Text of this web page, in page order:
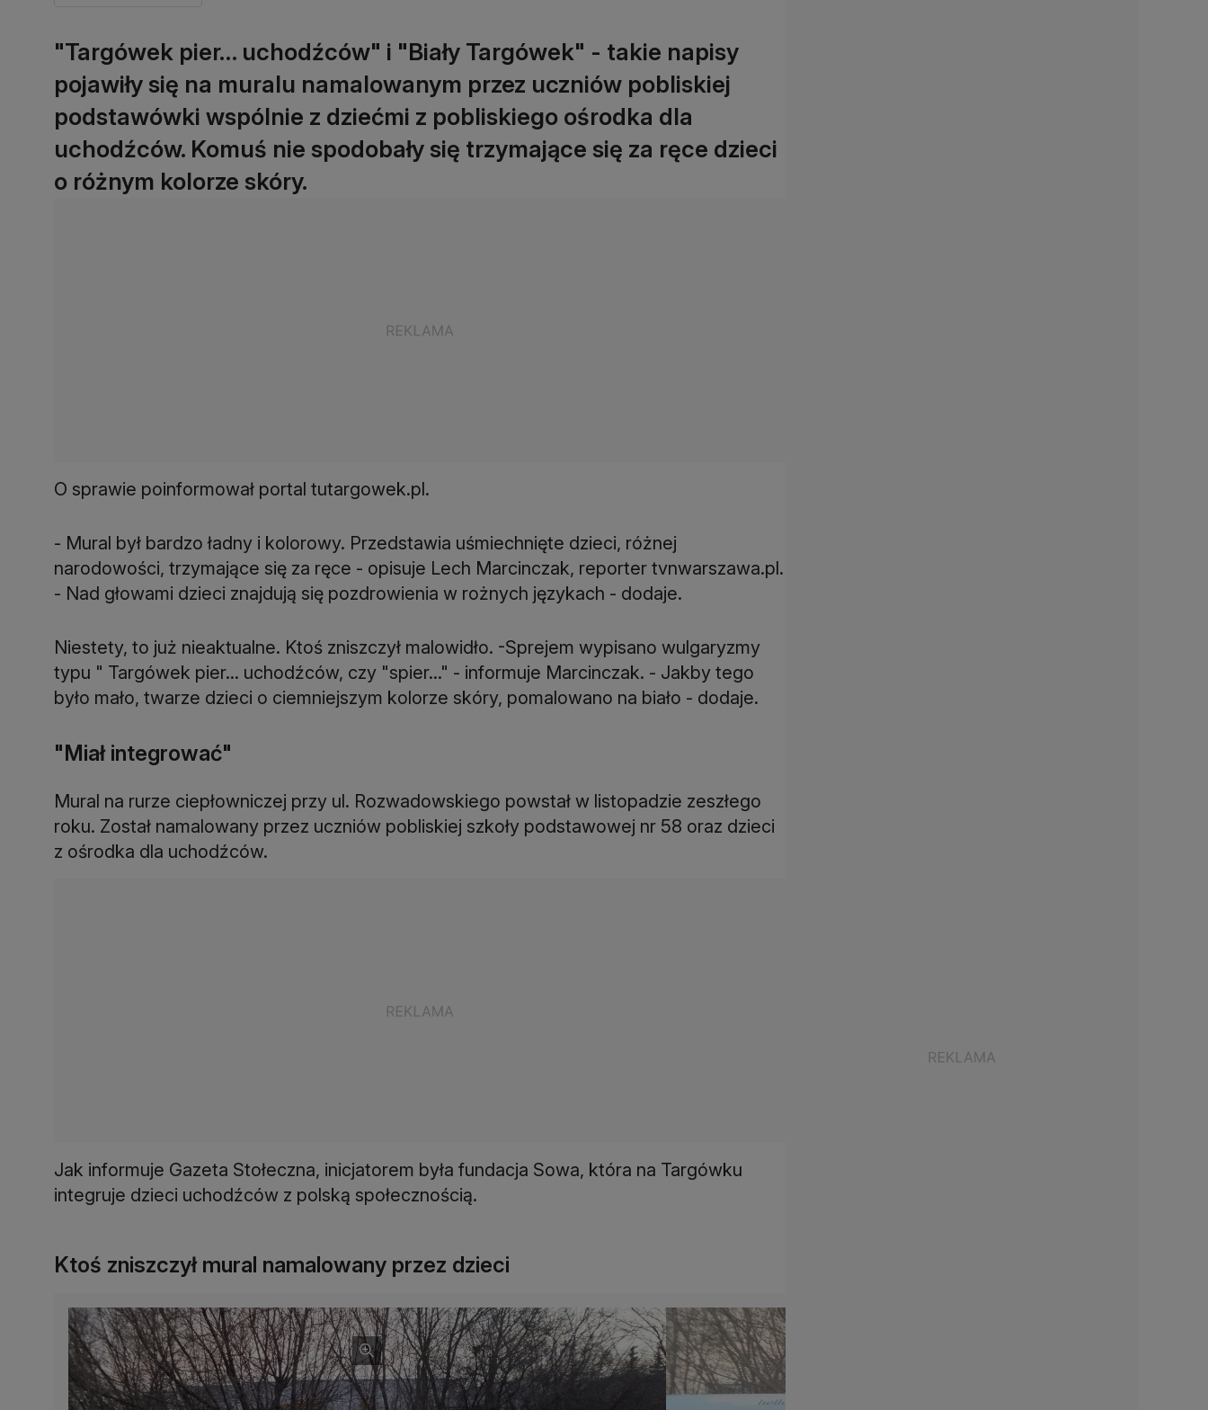
"Targówek pier… uchodźców" i "Biały Targówek" - takie napisy
pojawiły się na muralu namalowanym przez uczniów pobliskiej
podstawówki wspólnie z dziećmi z pobliskiego ośrodka dla
uchodźców. Komuś nie spodobały się trzymające się za ręce dzieci
o różnym kolorze skóry.
O sprawie poinformował portal tutargowek.pl.
- Mural był bardzo ładny i kolorowy. Przedstawia uśmiechnięte dzieci, różnej
narodowości, trzymające się za ręce - opisuje Lech Marcinczak, reporter tvnwarszawa.pl.
- Nad głowami dzieci znajdują się pozdrowienia w rożnych językach - dodaje.
Niestety, to już nieaktualne. Ktoś zniszczył malowidło. -Sprejem wypisano wulgaryzmy
typu " Targówek pier... uchodźców, czy "spier..." - informuje Marcinczak. - Jakby tego
było mało, twarze dzieci o ciemniejszym kolorze skóry, pomalowano na biało - dodaje.
"Miał integrować"
Mural na rurze ciepłowniczej przy ul. Rozwadowskiego powstał w listopadzie zeszłego
roku. Został namalowany przez uczniów pobliskiej szkoły podstawowej nr 58 oraz dzieci
z ośrodka dla uchodźców.
Jak informuje Gazeta Stołeczna, inicjatorem była fundacja Sowa, która na Targówku
integruje dzieci uchodźców z polską społecznością.
Ktoś zniszczył mural namalowany przez dzieci